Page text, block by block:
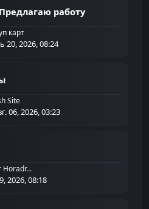
работу
карт
20, 2026, 08:24
Site
06, 2026, 03:23
Horadr...
2026, 08:18